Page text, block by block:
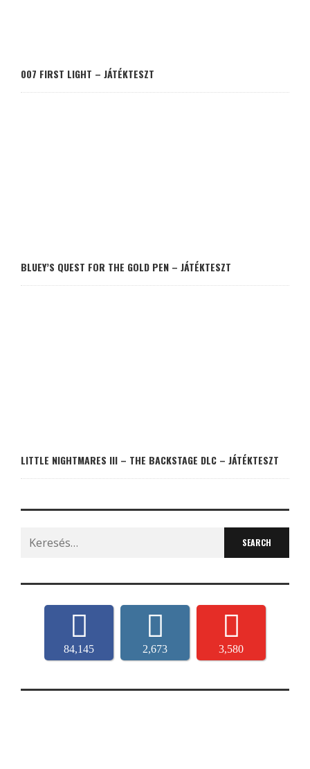
007 FIRST LIGHT – JÁTÉKTESZT
BLUEY’S QUEST FOR THE GOLD PEN – JÁTÉKTESZT
LITTLE NIGHTMARES III – THE BACKSTAGE DLC – JÁTÉKTESZT
Search
for:
84,145 2,673 3,580